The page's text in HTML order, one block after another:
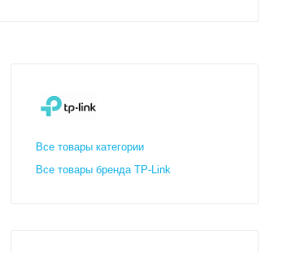
Все товары категории
Все товары бренда TP-Link